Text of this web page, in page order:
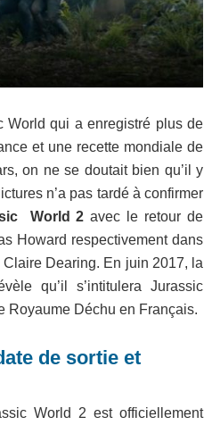
World qui a enregistré plus de
et une recette mondiale de
on ne se doutait bien qu’il y
n’a pas tardé à confirmer
World 2 avec le retour de
Howard respectivement dans
Dearing. En juin 2017, la
qu’il s’intitulera Jurassic
Royaume Déchu en Français.
de sortie et
World 2 est officiellement